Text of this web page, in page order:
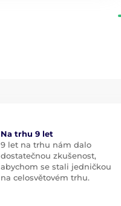
Na trhu 9 let
9 let na trhu nám dalo
dostatečnou zkušenost,
abychom se stali jedničkou
na celosvětovém trhu.